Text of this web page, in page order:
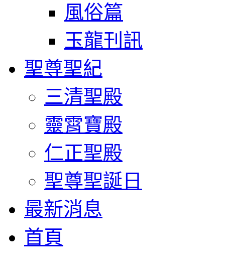
風俗篇
玉龍刊訊
聖尊聖紀
三清聖殿
靈霄寶殿
仁正聖殿
聖尊聖誕日
最新消息
首頁